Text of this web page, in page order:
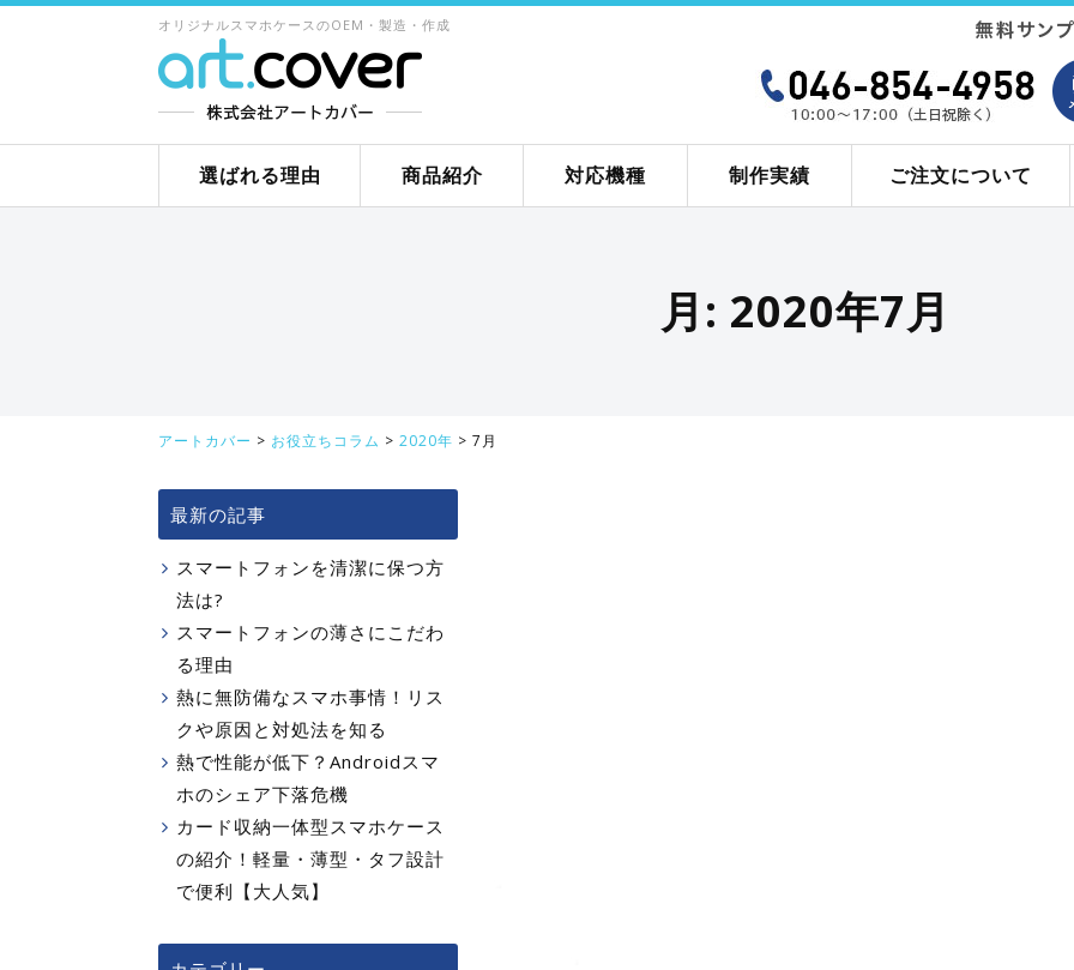
オリジナルスマホケースのOEM・製造・作成
選ばれる理由 商品紹介 対応機種 制作実績 ご注文について
月: 2020年7月
アートカバー > お役立ちコラム > 2020年 > 7月
最新の記事
スマートフォンを清潔に保つ方
法は?
スマートフォンの薄さにこだわ
る理由
熱に無防備なスマホ事情！リス
クや原因と対処法を知る
熱で性能が低下？Androidスマ
ホのシェア下落危機
カード収納一体型スマホケース
の紹介！軽量・薄型・タフ設計
で便利【大人気】